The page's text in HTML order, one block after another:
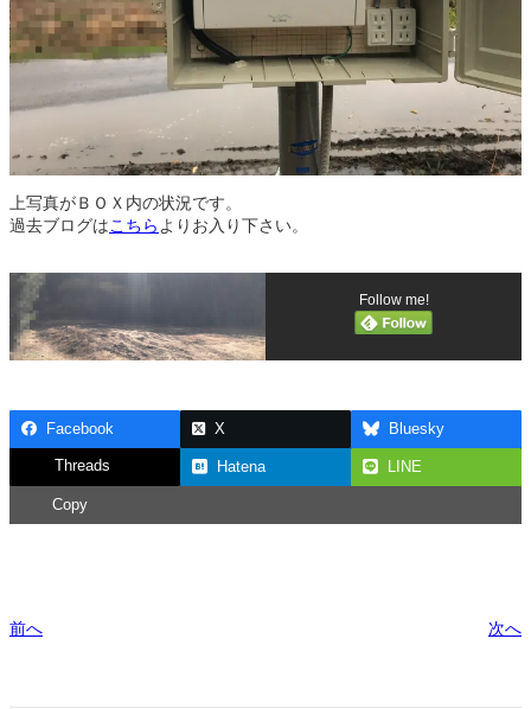
上写真がＢＯＸ内の状況です。
過去ブログはこちら よりお入り下さい。
Follow me!
Facebook X Bluesky
Threads Hatena LINE
Copy
前へ 次へ